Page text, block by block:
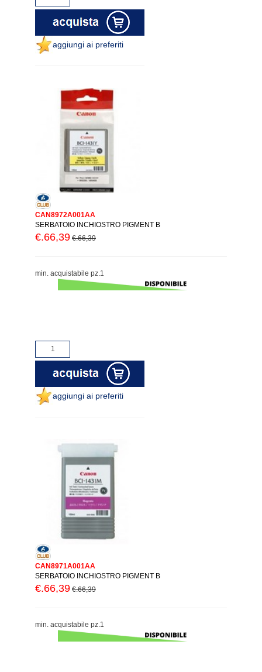
aggiungi ai preferiti
CAN8972A001AA
SERBATOIO INCHIOSTRO PIGMENT B
€.66,39 €.66,39
min. acquistabile pz.1
aggiungi ai preferiti
CAN8971A001AA
SERBATOIO INCHIOSTRO PIGMENT B
€.66,39 €.66,39
min. acquistabile pz.1